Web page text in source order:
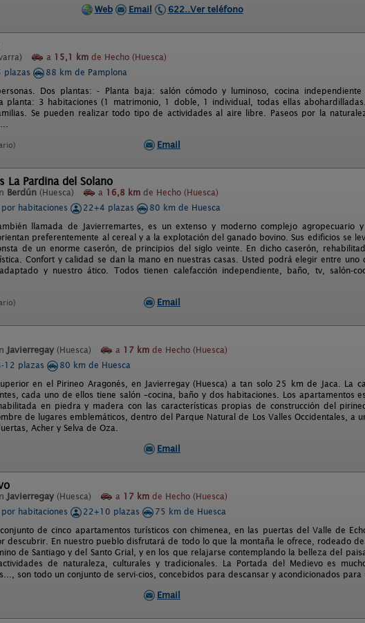
Web
Email 622..Ver teléfono
a 15,1 km de Hecho (Huesca)
plazas
88 km de Pamplona
Dos plantas: - Planta baja: salón cómodo y luminoso, cocina independiente
planta: 3 habitaciones (1 matrimonio, 1 doble, 1 individual, todas ellas
Se pueden realizar todo tipo de actividades al aire libre. Paseos por la
Email
La Pardina del Solano
Berdún (Huesca) a 16,8 km de Hecho (Huesca)
habitaciones
22+4 plazas
80 km de Huesca
llamada de Javierremartes, es un extenso y moderno complejo agropecuario
preferentemente al cereal y a la explotación del ganado bovino. Sus edificios se
de un enorme caserón, de principios del siglo veinte. En dicho caserón,
Confort y calidad se dan la mano en nuestras casas. Usted podrá elegir entre uno
y nuestro ático. Todos tienen calefacción independiente, baño, tv, salón-
Email
Javierregay (Huesca) a 17 km de Hecho (Huesca)
12 plazas
80 km de Huesca
en el Pirineo Aragonés, en Javierregay (Huesca) a tan solo 25 km de Jaca. La
cada uno de ellos tiene salón –cocina, baño y dos habitaciones. Los apartamentos
en piedra y madera con las características propias de construcción del
de lugares emblemáticos, dentro del Parque Natural de Los Valles Occidentales, a
Acher y Selva de Oza.
Email
Javierregay (Huesca) a 17 km de Hecho (Huesca)
habitaciones
22+10 plazas
75 km de Huesca
de cinco apartamentos turísticos con chimenea, en las puertas del Valle de
descubrir. En nuestro pueblo disfrutará de todo lo que la montaña le ofrece, rodeado
de Santiago y del Santo Grial, y en los que relajarse contemplando la belleza del
de naturaleza, culturales y tradicionales. La Portada del Medievo es
son todo un conjunto de servi-cios, concebidos para descansar y acondicionados para
Email